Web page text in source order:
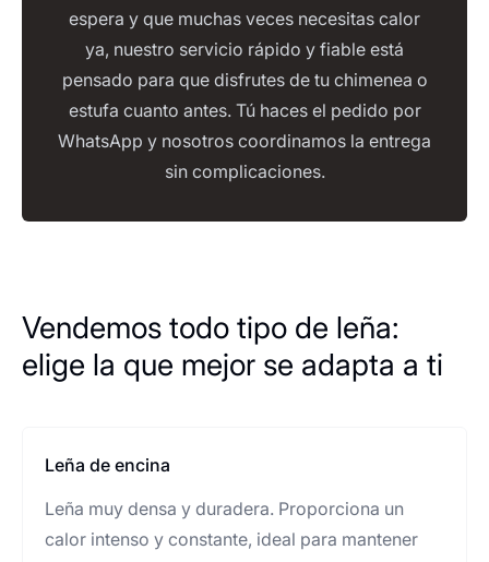
espera y que muchas veces necesitas calor
ya, nuestro servicio rápido y fiable está
pensado para que disfrutes de tu chimenea o
estufa cuanto antes. Tú haces el pedido por
WhatsApp y nosotros coordinamos la entrega
sin complicaciones.
Vendemos todo tipo de leña:
elige la que mejor se adapta a ti
Leña de encina
Leña muy densa y duradera. Proporciona un
calor intenso y constante, ideal para mantener